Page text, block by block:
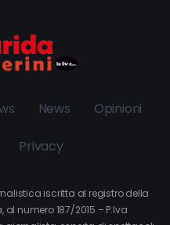
News Opinioni
Privacy
iscritta al registro della
numero 187/2015 – P.Iva